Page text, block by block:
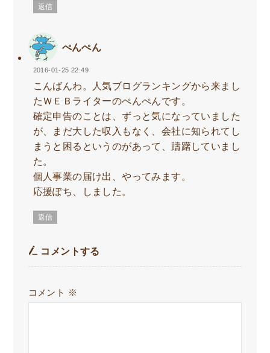
返信
ぺんぺん
2016-01-25 22:49
こんばんわ。人気ブログランキングから来まし
たＷＥＢライターのぺんぺんです。
確定申告のことは、ずっと気になっていました
が、まだ大した収入もなく、会社に知られてし
まうと困るというのがあって、躊躇していまし
た。
個人事業の届け出、やってみます。
応援ぽち、しました。
返信
コメントする
コメント ※